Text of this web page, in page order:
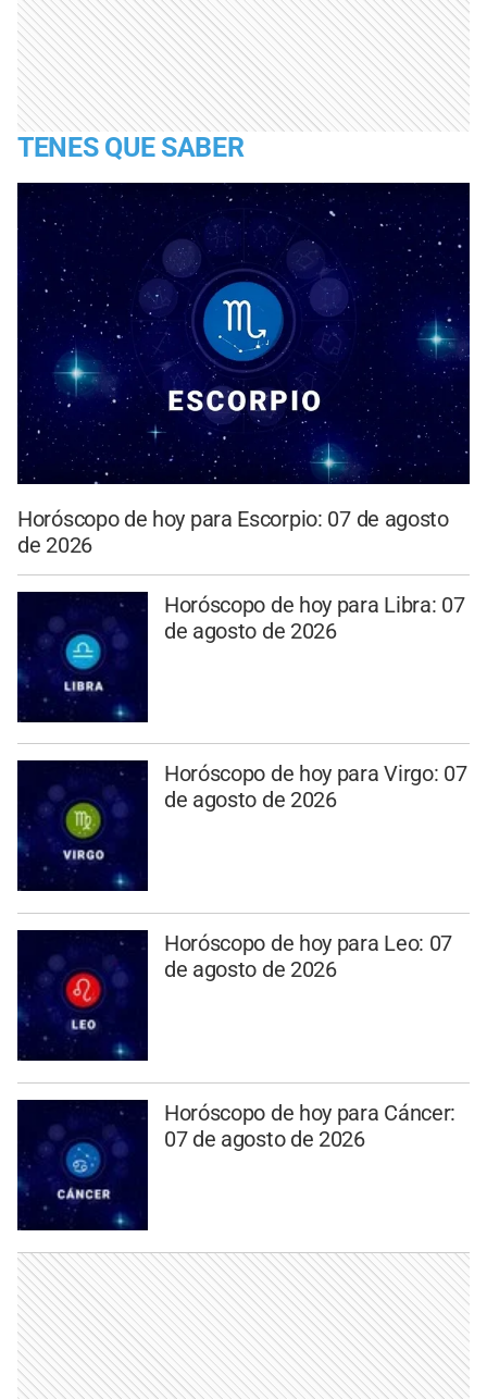
TENES QUE SABER
Horóscopo de hoy para Escorpio: 07 de agosto
de 2026
Horóscopo de hoy para Libra: 07
de agosto de 2026
Horóscopo de hoy para Virgo: 07
de agosto de 2026
Horóscopo de hoy para Leo: 07
de agosto de 2026
Horóscopo de hoy para Cáncer:
07 de agosto de 2026